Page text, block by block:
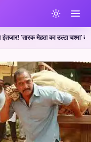
मेहता का उल्टा चश्मा’ वाले